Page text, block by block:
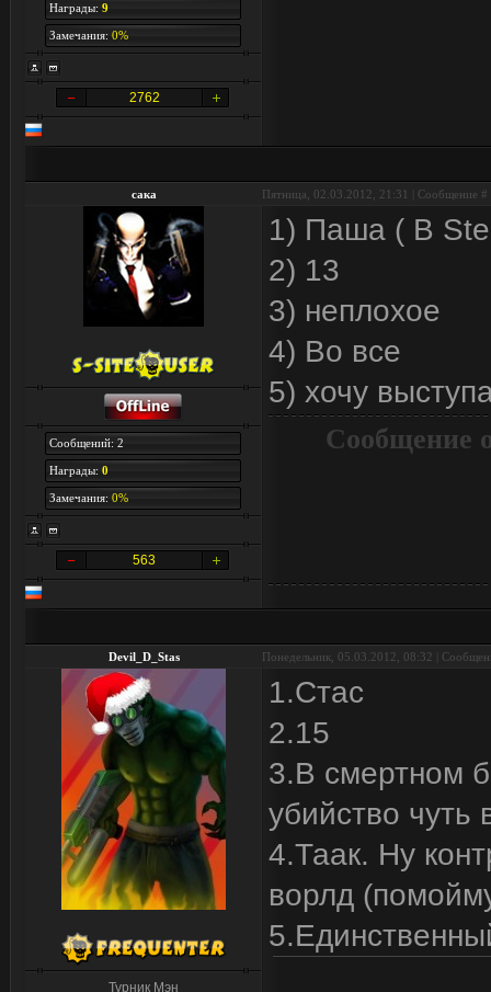
Награды: 9
Замечания: 0%
2762
сака Пятница, 02.03.2012, 21:31 | Сообщение #
Сообщений: 2
Награды: 0
Замечания: 0%
563
1) Паша ( В
2) 13
3) неплохое
4) Во все
5) хочу
Сообщение
Devil_D_Stas Понедельник, 05.03.2012, 08:32 |
Турник Мэн
1.Стас
2.15
3.В смертном
убийство
4.Таак. Ну
ворлд